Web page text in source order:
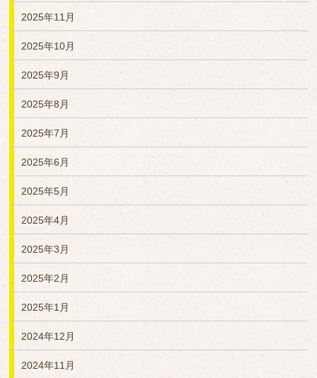
2025年11月
2025年10月
2025年9月
2025年8月
2025年7月
2025年6月
2025年5月
2025年4月
2025年3月
2025年2月
2025年1月
2024年12月
2024年11月